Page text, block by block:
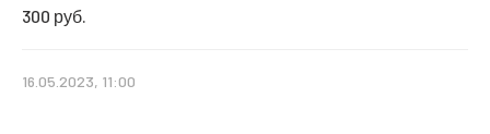
300 руб.
16.05.2023, 11:00